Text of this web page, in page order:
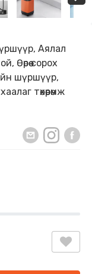
Аялал
Өөрөө сорох
шүршүүр,
төхөөрөмж